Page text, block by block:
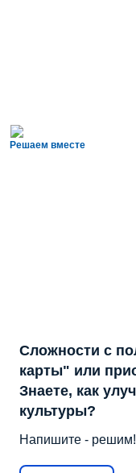
Решаем вместе
Сложности с
карты" или
Знаете, как
культуры?
Напишите - решим!